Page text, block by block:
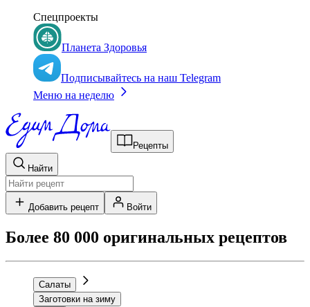
Спецпроекты
Планета Здоровья
Подписывайтесь на наш Telegram
Меню на неделю
Рецепты
Найти
Добавить рецепт Войти
Более 80 000 оригинальных рецептов
Салаты
Заготовки на зиму